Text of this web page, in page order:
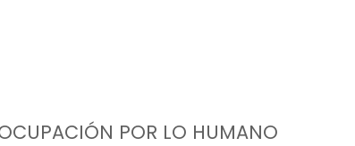
POR LO HUMANO